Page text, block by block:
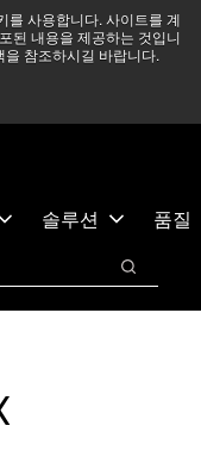
를 사용합니다. 사이트를 계
된 내용을 제공하는 것입니
참조하시길 바랍니다.
으며, 모든 서비스는
더 읽어보기 →
솔루션
품질
검색